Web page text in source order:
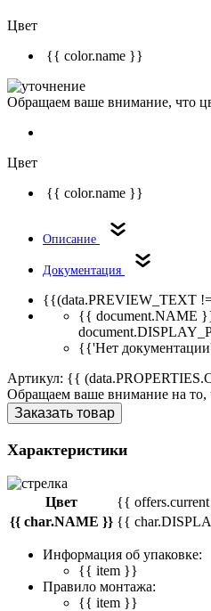
Цвет
{{ color.name }}
Обращаем ваше внимание, что
Цвет
{{ color.name }}
Описание
Документация
{{(data.PREVIEW_TEXT
{{ document.NAME
{{'Нет
Артикул: {{
Обращаем ваше внимание на то,
Заказать товар
Характеристики
Цвет
{{
{{ char.NAME }} {{
Информация об упаковке:
{{ item }}
Правило монтажа:
{{ item }}